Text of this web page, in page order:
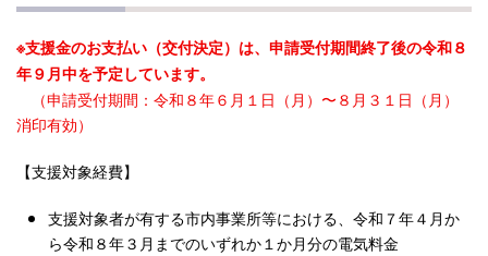
※支援金のお支払い（交付決定）は、申請受付期間終了後の令和８
年９月中を予定しています。
（申請受付期間：令和８年６月１日（月）〜８月３１日（月）
消印有効）
【支援対象経費】
支援対象者が有する市内事業所等における、令和７年４月か
ら令和８年３月までのいずれか１か月分の電気料金